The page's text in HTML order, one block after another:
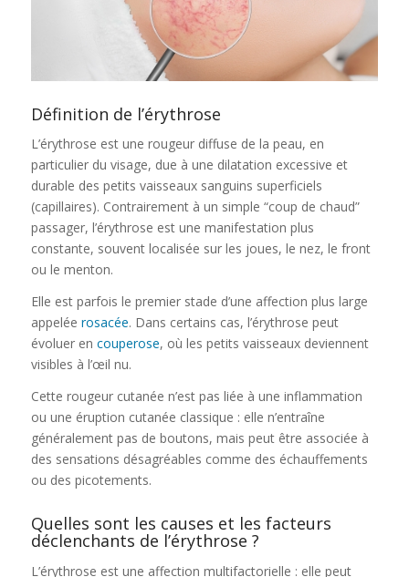
Définition de l’érythrose
L’érythrose est une rougeur diffuse de la peau, en
particulier du visage, due à une dilatation excessive et
durable des petits vaisseaux sanguins superficiels
(capillaires). Contrairement à un simple “coup de chaud”
passager, l’érythrose est une manifestation plus
constante, souvent localisée sur les joues, le nez, le front
ou le menton.
Elle est parfois le premier stade d’une affection plus large
appelée rosacée. Dans certains cas, l’érythrose peut
évoluer en couperose, où les petits vaisseaux deviennent
visibles à l’œil nu.
Cette rougeur cutanée n’est pas liée à une inflammation
ou une éruption cutanée classique : elle n’entraîne
généralement pas de boutons, mais peut être associée à
des sensations désagréables comme des échauffements
ou des picotements.
Quelles sont les causes et les facteurs
déclenchants de l’érythrose ?
L’érythrose est une affection multifactorielle : elle peut